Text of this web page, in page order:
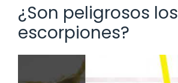
¿Son peligrosos los
escorpiones?